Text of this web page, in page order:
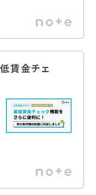
賃金チェ